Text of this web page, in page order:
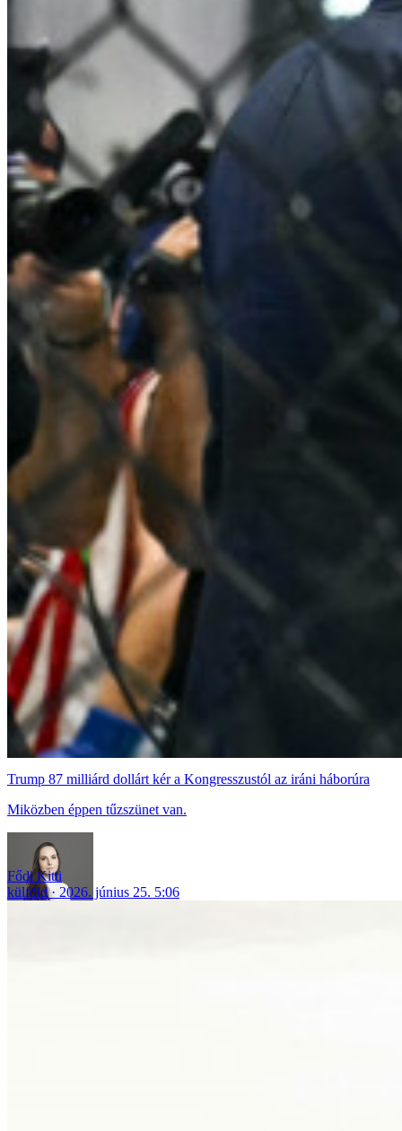
Trump 87 milliárd dollárt kér a Kongresszustól az iráni háborúra
Miközben éppen tűzszünet van.
Fődi Kitti
külföld
2026. június 25. 5:06